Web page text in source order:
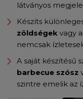
látványos
Készíts
zöldségek vagy a
nemcsak
A saját készítésű
barbecue szósz
szintre emelik az